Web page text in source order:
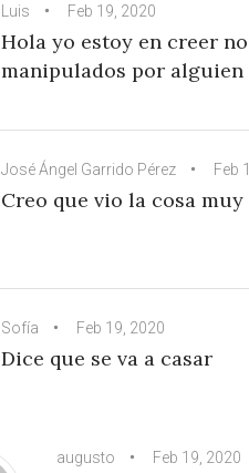
Luis Feb 19, 2020
Hola yo estoy en creer
manipulados por alguien
José Ángel Garrido Pérez Feb
Creo que vio la cosa
Sofía Feb 19, 2020
Dice que se va a casar
augusto Feb 19, 2020